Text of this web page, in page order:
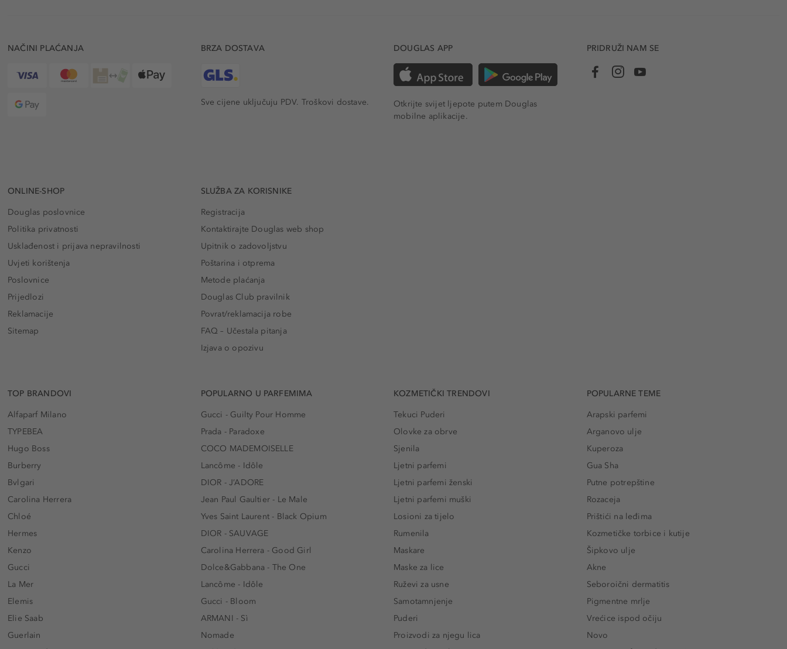
NAČINI PLAĆANJA BRZA DOSTAVA
Sve cijene uključuju PDV. Troškovi dostave.
DOUGLAS APP
Otkrijte svijet ljepote putem Douglas
mobilne aplikacije.
PRIDRUŽI NAM SE
ONLINE-SHOP
Douglas poslovnice
Politika privatnosti
Usklađenost i prijava nepravilnosti
Uvjeti korištenja
Poslovnice
Prijedlozi
Reklamacije
Sitemap
SLUŽBA ZA KORISNIKE
Registracija
Kontaktirajte Douglas web shop
Upitnik o zadovoljstvu
Poštarina i otprema
Metode plaćanja
Douglas Club pravilnik
Povrat/reklamacija robe
FAQ – Učestala pitanja
Izjava o opozivu
TOP BRANDOVI
Alfaparf Milano
TYPEBEA
Hugo Boss
Burberry
Bvlgari
Carolina Herrera
Chloé
Hermes
Kenzo
Gucci
La Mer
Elemis
Elie Saab
Guerlain
POPULARNO U PARFEMIMA
Gucci - Guilty Pour Homme
Prada - Paradoxe
COCO MADEMOISELLE
Lancôme - Idôle
DIOR - J’ADORE
Jean Paul Gaultier - Le Male
Yves Saint Laurent - Black Opium
DIOR - SAUVAGE
Carolina Herrera - Good Girl
Dolce&Gabbana - The One
Lancôme - Idôle
Gucci - Bloom
ARMANI - Sì
Nomade
KOZMETIČKI TRENDOVI
Tekuci Puderi
Olovke za obrve
Sjenila
Ljetni parfemi
Ljetni parfemi ženski
Ljetni parfemi muški
Losioni za tijelo
Rumenila
Maskare
Maske za lice
Ruževi za usne
Samotamnjenje
Puderi
Proizvodi za njegu lica
POPULARNE TEME
Arapski parfemi
Arganovo ulje
Kuperoza
Gua Sha
Putne potrepštine
Rozaceja
Prištići na leđima
Kozmetičke torbice i kutije
Šipkovo ulje
Akne
Seboroični dermatitis
Pigmentne mrlje
Vrećice ispod očiju
Novo